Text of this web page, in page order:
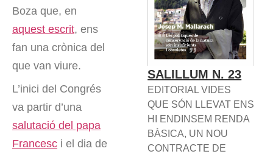
Boza que, en
aquest escrit, ens
fan una crònica del
que van viure.
L’inici del Congrés
va partir d’una
salutació del papa
Francesc i el dia de
SALILLUM N. 23
EDITORIAL VIDES
QUE SÓN LLEVAT ENS
HI ENDINSEM RENDA
BÀSICA, UN NOU
CONTRACTE DE